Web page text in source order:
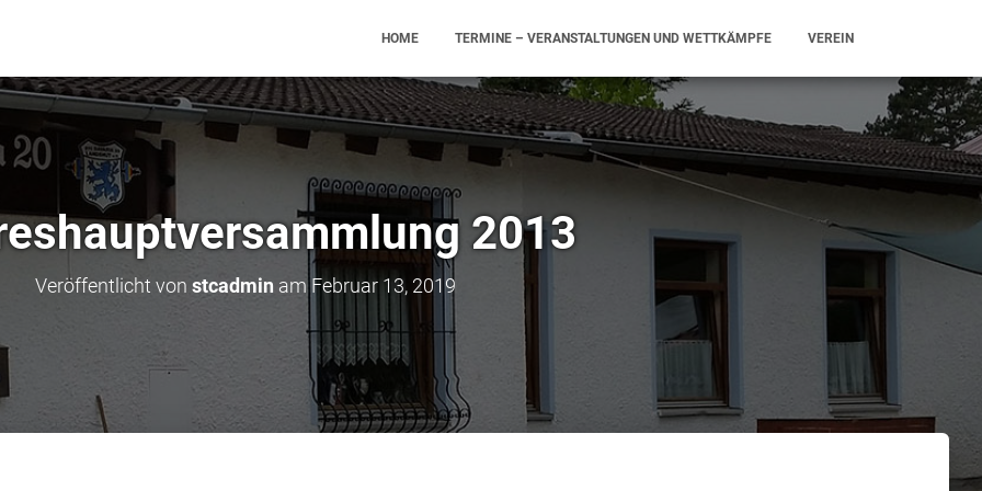
HOME TERMINE – VERANSTALTUNGEN UND WETTKÄMPFE VEREIN
2013
Veröffentlicht von stcadmin am Februar 13, 2019